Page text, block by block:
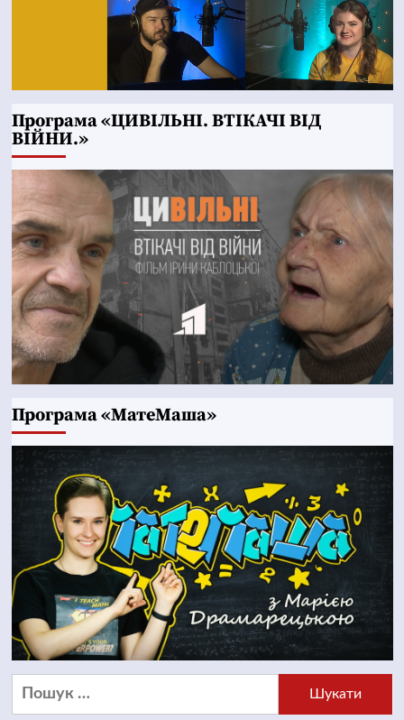
Програма «ЦИВІЛЬНІ. ВТІКАЧІ ВІД
ВІЙНИ.»
Програма «МатеМаша»
Пошук: